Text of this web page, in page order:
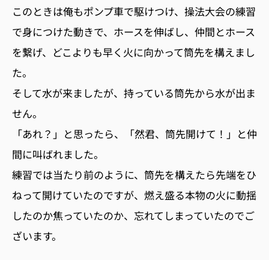
このときは俺もポンプ車で駆けつけ、操法大会の練習
で身につけた動きで、ホースを伸ばし、仲間とホース
を繋げ、どこよりも早く火に向かって筒先を構えまし
た。
そして水が来ましたが、持っている筒先から水が出ま
せん。
「あれ？」と思ったら、「然君、筒先開けて！」と仲
間に叫ばれました。
練習では当たり前のように、筒先を構えたら先端をひ
ねって開けていたのですが、燃え盛る本物の火に動揺
したのか焦っていたのか、忘れてしまっていたのでご
ざいます。